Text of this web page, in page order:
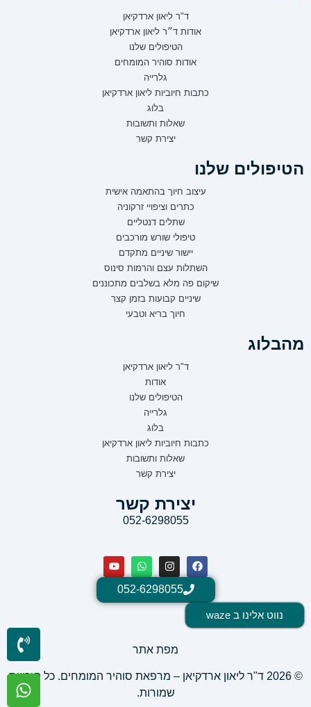
ד"ר ליאון ארדקיאן
אודות ד״ר ליאון ארדקיאן
הטיפולים שלנו
אודות סוהיר המומחים
גלרייה
כתבות חיוביות ליאון ארדקיאן
בלוג
שאלות ותשובות
יצירת קשר
הטיפולים שלנו
עיצוב חיוך בהתאמה אישית
כתרים וציפויי זרקוניה
שתלים דנטליים
טיפולי שורש מורכבים
יישור שיניים מתקדם
השתלות עצם והרמות סינוס
שיקום פה מלא בשלבים מתכוננים
שיניים קבועות בזמן קצר
חיוך בריא וטבעי
מהבלוג
ד"ר ליאון ארדקיאן
אודות
הטיפולים שלנו
גלרייה
בלוג
כתבות חיוביות ליאון ארדקיאן
שאלות ותשובות
יצירת קשר
יצירת קשר
052-6298055
052-6298055
נווט אלינו ב waze
מפת אתר
© 2026 ד"ר ליאון ארדקיאן – מרפאת סוהיר המומחים. כל הזכויות
שמורות.